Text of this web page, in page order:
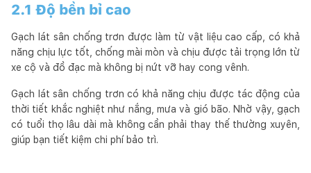
2.1 Độ bền bỉ cao
Gạch lát sân chống trơn được làm từ vật liệu cao cấp, có khả
năng chịu lực tốt, chống mài mòn và chịu được tải trọng lớn từ
xe cộ và đồ đạc mà không bị nứt vỡ hay cong vênh.
Gạch lát sân chống trơn có khả năng chịu được tác động của
thời tiết khắc nghiệt như nắng, mưa và gió bão. Nhờ vậy, gạch
có tuổi thọ lâu dài mà không cần phải thay thế thường xuyên,
giúp bạn tiết kiệm chi phí bảo trì.